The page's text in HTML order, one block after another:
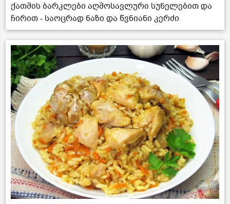
ქათმის ბარკლები აღმოსავლური სუნელებით და
ჩირით - საოცრად ნაზი და წვნიანი კერძი